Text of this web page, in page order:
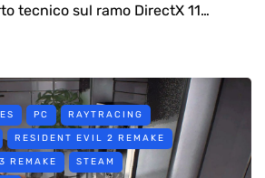
tecnico sul ramo DirectX 11…
PC RAYTRACING
RESIDENT EVIL 2 REMAKE
REMAKE STEAM